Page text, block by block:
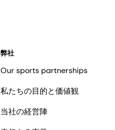
弊社
Our sports partnerships
私たちの目的と価値観
当社の経営陣